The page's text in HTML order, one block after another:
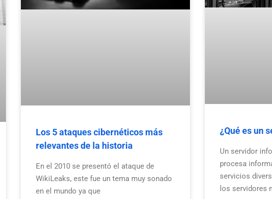
Los 5 ataques cibernéticos más
relevantes de la historia
En el 2010 se presentó el ataque de
WikiLeaks, este fue un tema muy sonado
en el mundo ya que
¿Qué es un
Un servidor
procesa
servicios
los servidores